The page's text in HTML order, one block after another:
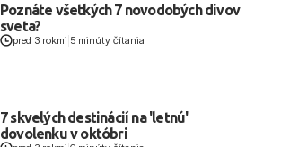
Poznáte všetkých 7 novodobých divov
sveta?
pred 3 rokmi 5 minúty čítania
7 skvelých destinácií na 'letnú'
dovolenku v októbri